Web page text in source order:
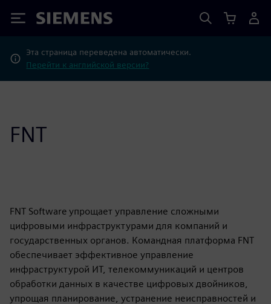
Siemens
Эта страница переведена автоматически.
Перейти к английской версии?
FNT
FNT Software упрощает управление сложными
цифровыми инфраструктурами для компаний и
государственных органов. Командная платформа FNT
обеспечивает эффективное управление
инфраструктурой ИТ, телекоммуникаций и центров
обработки данных в качестве цифровых двойников,
упрощая планирование, устранение неисправностей и